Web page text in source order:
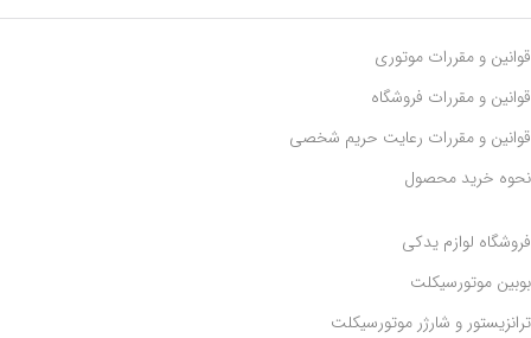
قوانین و مقررات موتوری
قوانین و مقررات فروشگاه
قوانین و مقررات رعايت حريم شخصی
نحوه خرید محصول
فروشگاه لوازم یدکی
بوبین موتورسیکلت
ترانزیستور و شارژر موتورسیکلت